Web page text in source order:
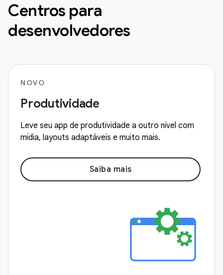
Centros para
desenvolvedores
NOVO
Produtividade
Leve seu app de produtividade a outro nível com
mídia, layouts adaptáveis e muito mais.
Saiba mais